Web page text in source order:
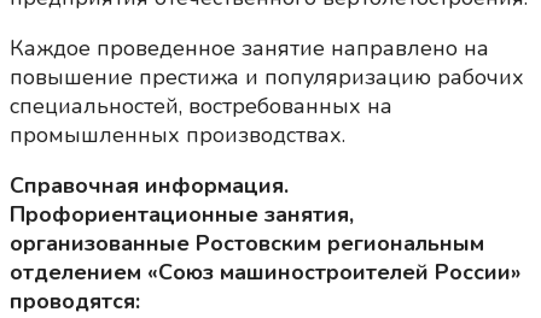
Каждое проведенное занятие направлено на
повышение престижа и популяризацию рабочих
специальностей, востребованных на
промышленных производствах.
Справочная информация.
Профориентационные занятия,
организованные Ростовским региональным
отделением «Союз машиностроителей России»
проводятся: